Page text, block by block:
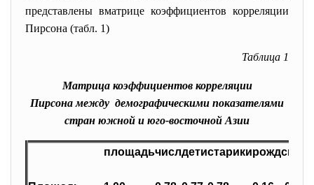
представлены вматрице коэффициентов корреляции
Пирсона (табл. 1)
Таблица 1
Матрица коэффициентов корреляции
Пирсона между демографическими показателями
стран южной и юго-восточной Азии
площадьчислдетистарикирождсмерт